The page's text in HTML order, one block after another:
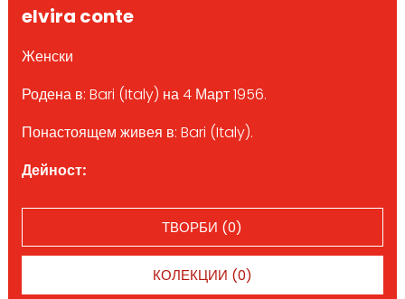
elvira conte
Женски
Родена в: Bari (Italy) на 4 Март 1956.
Понастоящем живея в: Bari (Italy).
Дейност:
ТВОРБИ (0)
КОЛЕКЦИИ (0)